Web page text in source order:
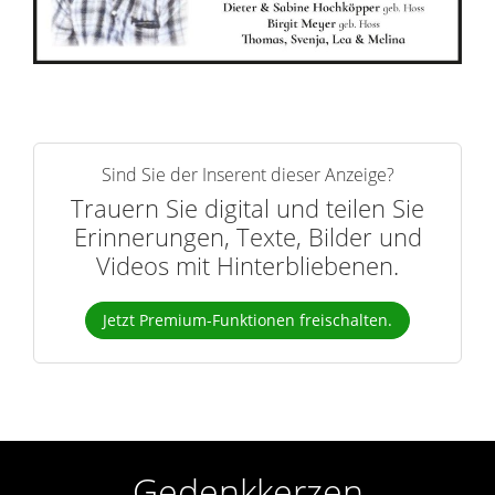
r
n
Sind Sie der Inserent dieser Anzeige?
Trauern Sie digital und teilen Sie
Erinnerungen, Texte, Bilder und
Videos mit Hinterbliebenen.
Jetzt Premium-Funktionen freischalten.